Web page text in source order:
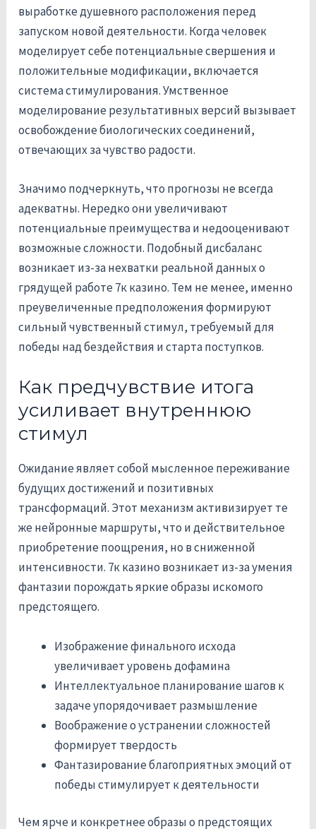
выработке душевного расположения перед
запуском новой деятельности. Когда человек
моделирует себе потенциальные свершения и
положительные модификации, включается
система стимулирования. Умственное
моделирование результативных версий вызывает
освобождение биологических соединений,
отвечающих за чувство радости.
Значимо подчеркнуть, что прогнозы не всегда
адекватны. Нередко они увеличивают
потенциальные преимущества и недооценивают
возможные сложности. Подобный дисбаланс
возникает из-за нехватки реальной данных о
грядущей работе 7к казино. Тем не менее, именно
преувеличенные предположения формируют
сильный чувственный стимул, требуемый для
победы над бездействия и старта поступков.
Как предчувствие итога
усиливает внутреннюю
стимул
Ожидание являет собой мысленное переживание
будущих достижений и позитивных
трансформаций. Этот механизм активизирует те
же нейронные маршруты, что и действительное
приобретение поощрения, но в сниженной
интенсивности. 7к казино возникает из-за умения
фантазии порождать яркие образы искомого
предстоящего.
Изображение финального исхода
увеличивает уровень дофамина
Интеллектуальное планирование шагов к
задаче упорядочивает размышление
Воображение о устранении сложностей
формирует твердость
Фантазирование благоприятных эмоций от
победы стимулирует к деятельности
Чем ярче и конкретнее образы о предстоящих